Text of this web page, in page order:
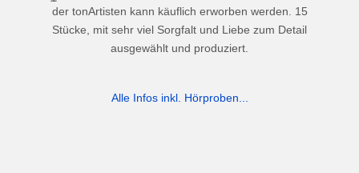
der tonArtisten kann käuflich erworben werden. 15
Stücke, mit sehr viel Sorgfalt und Liebe zum Detail
ausgewählt und produziert.
Alle Infos inkl. Hörproben...